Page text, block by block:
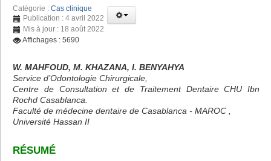
Catégorie : Cas clinique
Publication : 4 avril 2022
Mis à jour : 18 août 2022
Affichages : 5690
W. MAHFOUD, M. KHAZANA, I. BENYAHYA
Service d’Odontologie Chirurgicale,
Centre de Consultation et de Traitement Dentaire CHU Ibn
Rochd Casablanca.
Faculté de médecine dentaire de Casablanca - MAROC ,
Université Hassan II
RÉSUMÉ